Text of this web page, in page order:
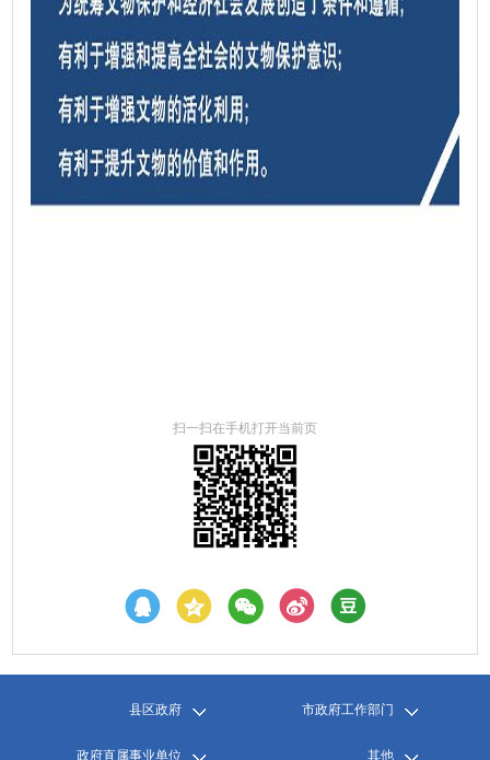
扫一扫在手机打开当前页
县区政府 市政府工作部门
政府直属事业单位 其他